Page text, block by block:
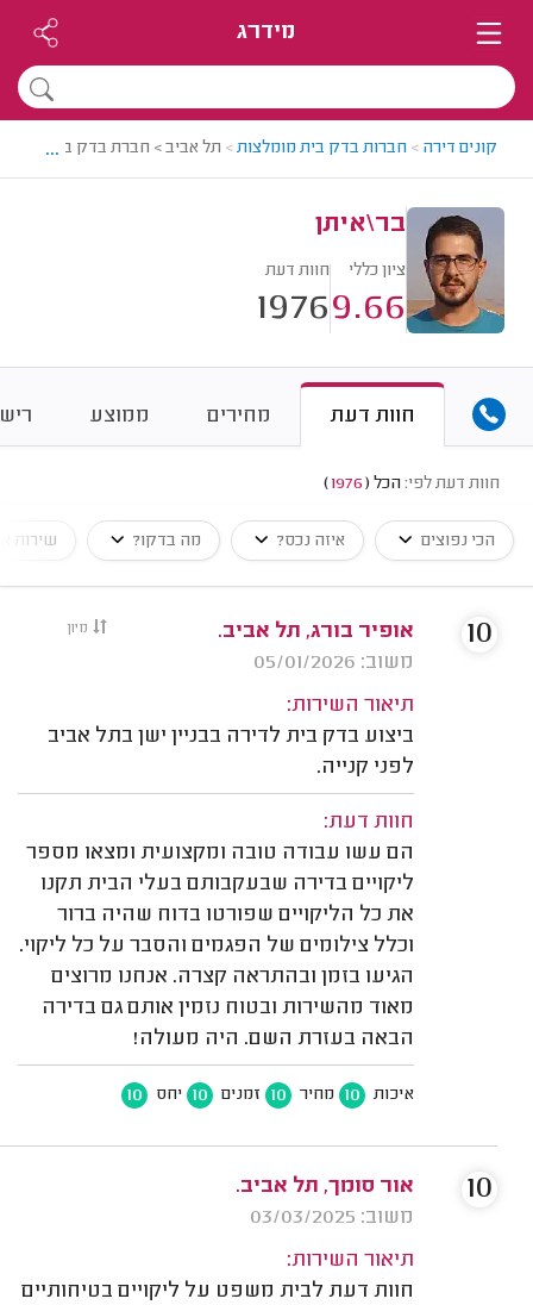
מידרג
קונים דירה > חברות בדק בית מומלצות> תל אביב > חברת בדק בית
...
בר\איתן
ציון כללי
9.66
חוות דעת
1976
חוות דעת מחירים ממוצע
חוות דעת לפי: הכל (
1976
)
הכי נפוצים איזה נכס? מה בדקו? שירות
מיון
אופיר בורג, תל אביב.
משוב: 05/01/2026
תיאור השירות:
ביצוע בדק בית לדירה בבניין ישן בתל אביב
לפני קנייה.
חוות דעת:
הם עשו עבודה טובה ומקצועית ומצאו מספר
ליקויים בדירה שבעקבותם בעלי הבית תקנו
את כל הליקויים שפורטו בדוח שהיה ברור
וכלל צילומים של הפגמים והסבר על כל ליקוי.
הגיעו בזמן ובהתראה קצרה. אנחנו מרוצים
מאוד מהשירות ובטוח נזמין אותם גם בדירה
הבאה בעזרת השם. היה מעולה!
איכות 10 מחיר 10 זמנים 10 יחס 10
10
אור סומך, תל אביב.
משוב: 03/03/2025
תיאור השירות:
חוות דעת לבית משפט על ליקויים בטיחותיים
10